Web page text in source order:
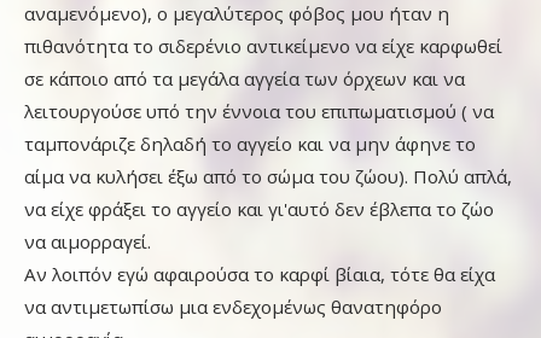
αναμενόμενο), ο μεγαλύτερος φόβος μου ήταν η
πιθανότητα το σιδερένιο αντικείμενο να είχε καρφωθεί
σε κάποιο από τα μεγάλα αγγεία των όρχεων και να
λειτουργούσε υπό την έννοια του επιπωματισμού ( να
ταμπονάριζε δηλαδή το αγγείο και να μην άφηνε το
αίμα να κυλήσει έξω από το σώμα του ζώου). Πολύ απλά,
να είχε φράξει το αγγείο και γι'αυτό δεν έβλεπα το ζώο
να αιμορραγεί.
Αν λοιπόν εγώ αφαιρούσα το καρφί βίαια, τότε θα είχα
να αντιμετωπίσω μια ενδεχομένως θανατηφόρο